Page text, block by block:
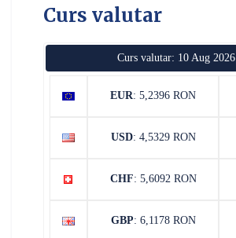
Curs valutar
Curs valutar: 10 Aug 2026
EUR: 5,2396 RON
USD: 4,5329 RON
CHF: 5,6092 RON
GBP: 6,1178 RON